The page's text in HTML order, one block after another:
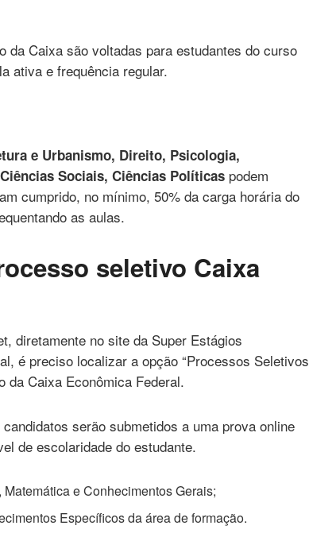
Caixa são voltadas para estudantes do curso
ativa e frequência regular.
e Urbanismo, Direito, Psicologia,
Sociais, Ciências Políticas podem
cumprido, no mínimo, 50% da carga horária do
as aulas.
seletivo Caixa
diretamente no site da Super Estágios
é preciso localizar a opção “Processos Seletivos
da Caixa Econômica Federal.
serão submetidos a uma prova online
de escolaridade do estudante.
e Conhecimentos Gerais;
Específicos da área de formação.